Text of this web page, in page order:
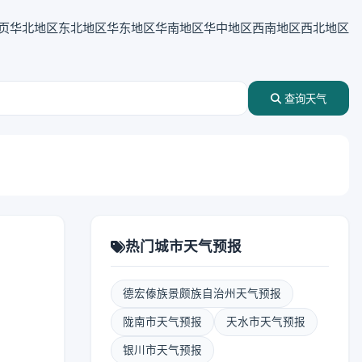
华北地区东北地区华东地区华南地区华中地区西南地区西北地区
查询天气
热门城市天气预报
德宏傣族景颇族自治州天气预报
陇南市天气预报 天水市天气预报
银川市天气预报